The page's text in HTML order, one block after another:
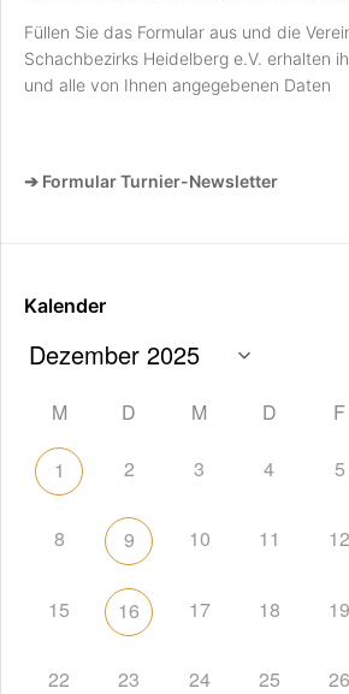
Füllen Sie das Formular aus und die
Schachbezirks Heidelberg e.V. erhalten
und alle von Ihnen angegebenen Daten
➔ Formular Turnier-Newsletter
Kalender
M D M D F
1 2 3 4 5
8 9 10 11 12
15 16 17 18 19
22 23 24 25 26